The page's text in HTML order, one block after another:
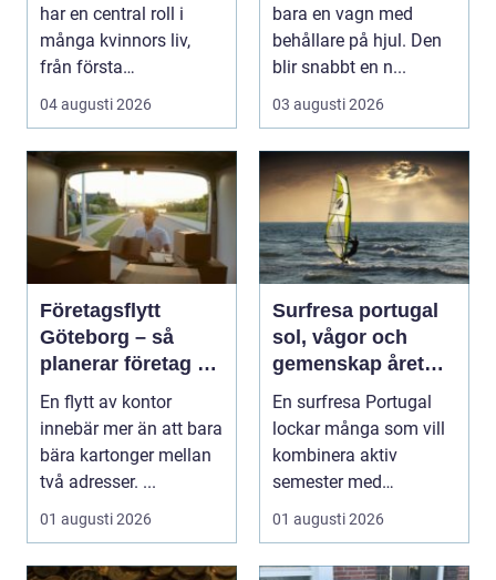
har en central roll i
många kvinnors liv,
från första
preventivmedelsrådgiv
04 augusti 2026
bara en vagn med
behållare på hjul. Den
blir snabbt en n...
03 augusti 2026
Företagsflytt
Göteborg – så
planerar företag en
smidig och trygg
flytt
En flytt av kontor
innebär mer än att bara
bära kartonger mellan
två adresser. ...
01 augusti 2026
Surfresa portugal
sol, vågor och
gemenskap året
runt
En surfresa Portugal
lockar många som vill
kombinera aktiv
semester med
avkoppling, god mat
01 augusti 2026